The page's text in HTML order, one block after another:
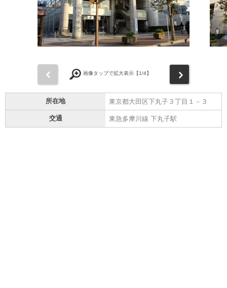
画像タップで拡大表示【1/4】
所在地 東京都大田区下丸子３丁目１－３
交通 東急多摩川線 下丸子駅